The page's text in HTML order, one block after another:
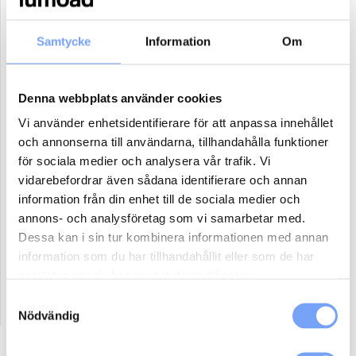
Samtycke Information Om
Denna webbplats använder cookies
Vi använder enhetsidentifierare för att anpassa innehållet
och annonserna till användarna, tillhandahålla funktioner
för sociala medier och analysera vår trafik. Vi
vidarebefordrar även sådana identifierare och annan
information från din enhet till de sociala medier och
annons- och analysföretag som vi samarbetar med.
Dessa kan i sin tur kombinera informationen med annan
information som du har tillhandahållit eller som de har
Nödvändig
Reklammaterial:
Jag har eller ordnar eget reklammaterial för denna produkt.
Jag har ej material och vill att lumoad kontaktar mig för hjälp.
24
31 2 3 6
Boka